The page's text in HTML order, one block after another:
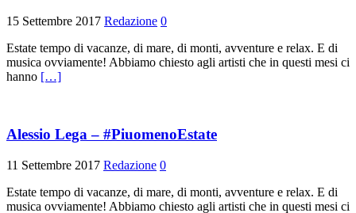
15 Settembre 2017 Redazione 0
Estate tempo di vacanze, di mare, di monti, avventure e relax. E di
musica ovviamente! Abbiamo chiesto agli artisti che in questi mesi ci
hanno […]
Alessio Lega – #PiuomenoEstate
11 Settembre 2017 Redazione 0
Estate tempo di vacanze, di mare, di monti, avventure e relax. E di
musica ovviamente! Abbiamo chiesto agli artisti che in questi mesi ci